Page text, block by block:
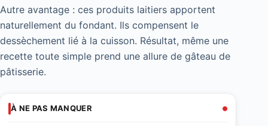
Autre avantage : ces produits laitiers apportent
naturellement du fondant. Ils compensent le
dessèchement lié à la cuisson. Résultat, même une
recette toute simple prend une allure de gâteau de
pâtisserie.
À NE PAS MANQUER